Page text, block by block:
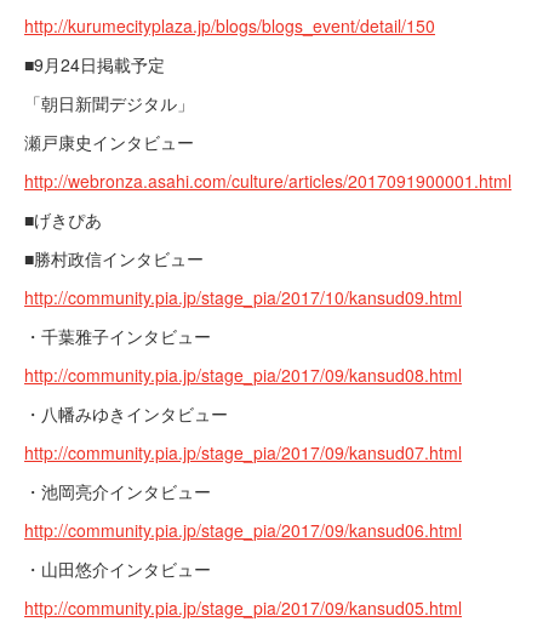
http://kurumecityplaza.jp/blogs/blogs_event/detail/150
■9月24日掲載予定
「朝日新聞デジタル」
瀬戸康史インタビュー
http://webronza.asahi.com/culture/articles/2017091900001.html
■げきぴあ
■勝村政信インタビュー
http://community.pia.jp/stage_pia/2017/10/kansud09.html
・千葉雅子インタビュー
http://community.pia.jp/stage_pia/2017/09/kansud08.html
・八幡みゆきインタビュー
http://community.pia.jp/stage_pia/2017/09/kansud07.html
・池岡亮介インタビュー
http://community.pia.jp/stage_pia/2017/09/kansud06.html
・山田悠介インタビュー
http://community.pia.jp/stage_pia/2017/09/kansud05.html